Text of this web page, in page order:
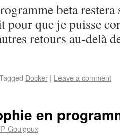
beta
pour que je puisse
retours au-delà
Docker | Leave a comment
en
Gouigoux